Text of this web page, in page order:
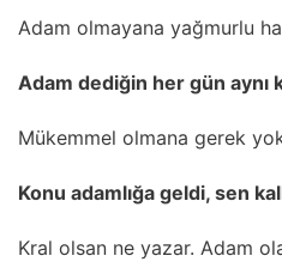
Adam olmayana yağmurlu
Adam dediğin her gün aynı
Mükemmel olmana gerek
Konu adamlığa geldi, sen
Kral olsan ne yazar. Adam